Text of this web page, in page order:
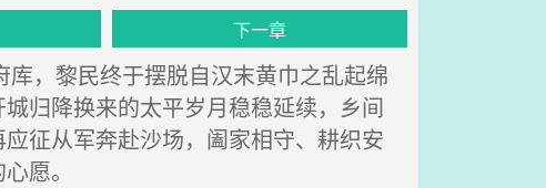
下一章
，黎民终于摆脱自汉末黄巾之乱起绵
归降换来的太平岁月稳稳延续，乡间
征从军奔赴沙场，阖家相守、耕织安
愿。